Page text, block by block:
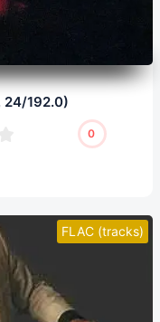
24/192.0)
0
FLAC (tracks)